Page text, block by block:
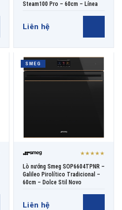
Steam100 Pro – 60cm – Línea
Liên hệ
SMEG
★★★★★
Lò nướng Smeg SOP6604TPNR –
Galileo Pirolítico Tradicional –
60cm – Dolce Stil Novo
Liên hệ